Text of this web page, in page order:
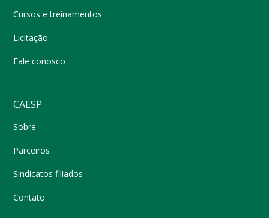
Cursos e treinamentos
Licitação
Fale conosco
CAESP
Sobre
Parceiros
Sindicatos filiados
Contato